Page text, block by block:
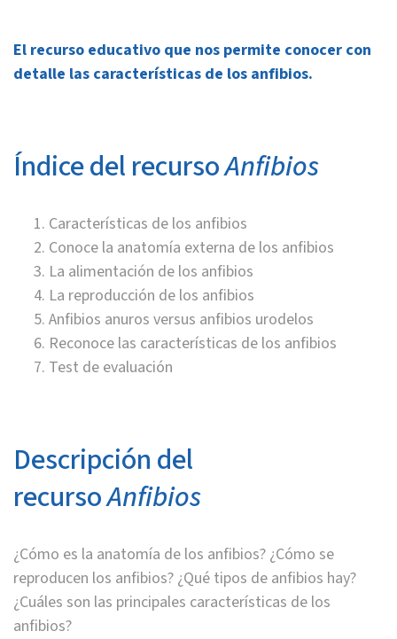
El recurso educativo que nos permite conocer con
detalle las características de los anfibios.
Índice del recursoAnfibios
Características de los anfibios
Conoce la anatomía externa de los anfibios
La alimentación de los anfibios
La reproducción de los anfibios
Anfibios anuros versus anfibios urodelos
Reconoce las características de los anfibios
Test de evaluación
Descripción del
recursoAnfibios
¿Cómo es la anatomía de los anfibios? ¿Cómo se
reproducen los anfibios? ¿Qué tipos de anfibios hay?
¿Cuáles son las principales características de los
anfibios?